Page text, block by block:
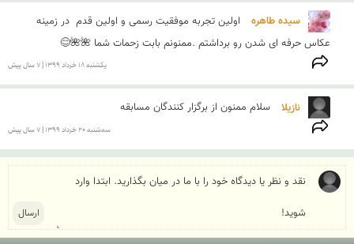
سیده طاهره
عکاس حرفه ای شدن رو برداشتم .ممنونم بابت زحمات شما 🌺🌺😊
يكشنبه 18 خرداد 1399 | 7 سال پیش
نازیلا سلام ممنون از برگزار کنندگان مسابقه
سه‌شنبه 20 خرداد 1399 | 7 سال پیش